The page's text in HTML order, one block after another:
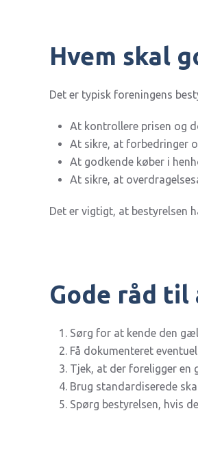
Hvem skal
Det er typisk foreningens
At kontrollere prisen og
At sikre, at forbedringer
At godkende køber i
At sikre, at
Det er vigtigt, at bestyrelsen
Gode råd til
Sørg for at kende den
Få dokumenteret
Tjek, at der foreligger en
Brug standardiserede
Spørg bestyrelsen, hvis